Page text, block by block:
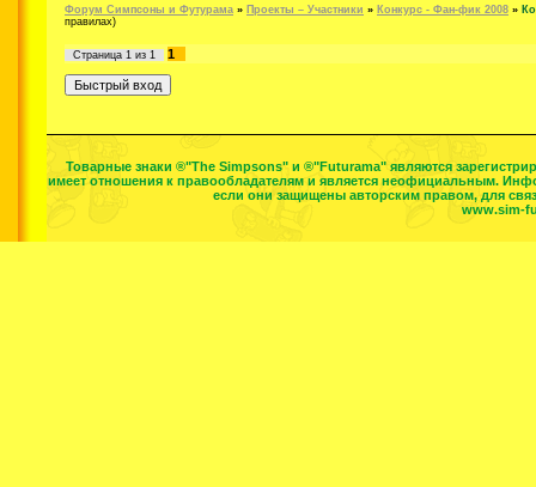
Форум Симпсоны и Футурама » Проекты – Участники » Конкурс - Фан-фик 2008 »
правилах)
Страница 1 из 1 1
Товарные знаки ®"The Simpsons" и ®"Futurama" являются
имеет отношения к правообладателям и является неофициальным.
если они защищены авторским правом, для
www.sim-